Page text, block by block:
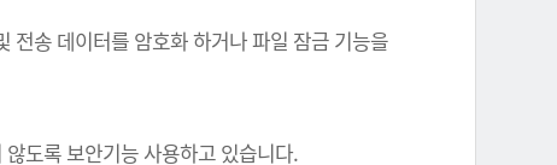
전송 데이터를 암호화 하거나 파일 잠금 기능을
도록 보안기능 사용하고 있습니다.